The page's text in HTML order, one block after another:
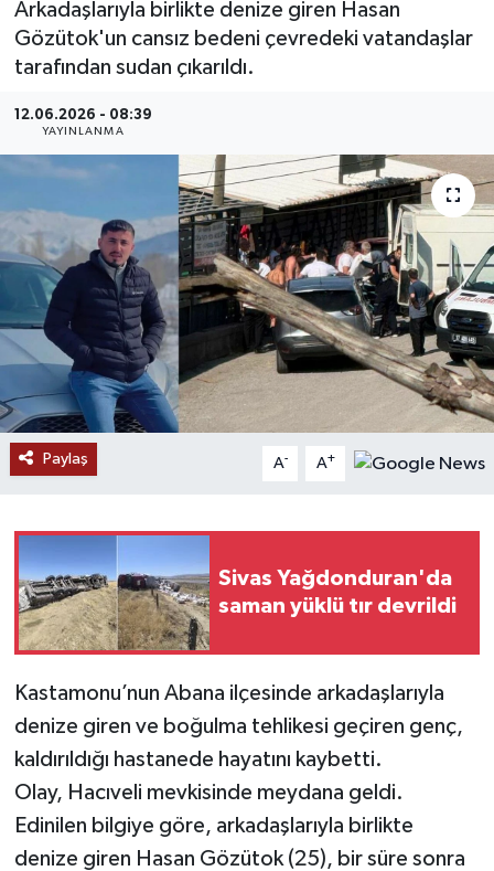
Arkadaşlarıyla birlikte denize giren Hasan
Gözütok'un cansız bedeni çevredeki vatandaşlar
tarafından sudan çıkarıldı.
12.06.2026 - 08:39
YAYINLANMA
Paylaş A- A+
Sivas Yağdonduran'da
saman yüklü tır devrildi
Kastamonu’nun Abana ilçesinde arkadaşlarıyla
denize giren ve boğulma tehlikesi geçiren genç,
kaldırıldığı hastanede hayatını kaybetti.
Olay, Hacıveli mevkisinde meydana geldi.
Edinilen bilgiye göre, arkadaşlarıyla birlikte
denize giren Hasan Gözütok (25), bir süre sonra
MAGAZİN
RESMİ İLANLAR
SAĞLIK
SİYASET
SOSYAL YARDIMLAR
SPONSORLU YAZI
SPOR